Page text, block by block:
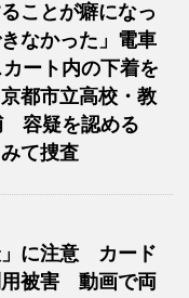
ことが癖になっ
なかった」電車
ート内の下着を
都市立高校・教
容疑を認める
て捜査
」に注意 カード
用被害 動画で両